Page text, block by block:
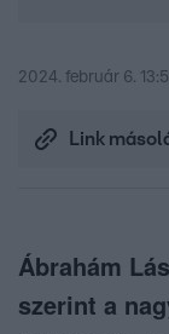
2024. február 6.
Link
Ábrahám
szerint a